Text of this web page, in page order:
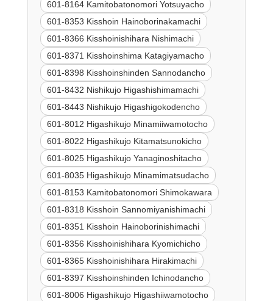
601-8164 Kamitobatonomori Yotsuyacho
601-8353 Kisshoin Hainoborinakamachi
601-8366 Kisshoinishihara Nishimachi
601-8371 Kisshoinshima Katagiyamacho
601-8398 Kisshoinshinden Sannodancho
601-8432 Nishikujo Higashishimamachi
601-8443 Nishikujo Higashigokodencho
601-8012 Higashikujo Minamiiwamotocho
601-8022 Higashikujo Kitamatsunokicho
601-8025 Higashikujo Yanaginoshitacho
601-8035 Higashikujo Minamimatsudacho
601-8153 Kamitobatonomori Shimokawara
601-8318 Kisshoin Sannomiyanishimachi
601-8351 Kisshoin Hainoborinishimachi
601-8356 Kisshoinishihara Kyomichicho
601-8365 Kisshoinishihara Hirakimachi
601-8397 Kisshoinshinden Ichinodancho
601-8006 Higashikujo Higashiiwamotocho